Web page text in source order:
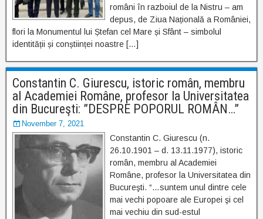
români în razboiul de la Nistru – am
depus, de Ziua Națională a României,
flori la Monumentul lui Ștefan cel Mare și Sfânt – simbolul
identității și conștiinței noastre […]
Constantin C. Giurescu, istoric român, membru
al Academiei Române, profesor la Universitatea
din Bucureşti: ”DESPRE POPORUL ROMÂN…”
November 7, 2021
Constantin C. Giurescu (n.
26.10.1901 – d. 13.11.1977), istoric
român, membru al Academiei
Române, profesor la Universitatea din
Bucureşti. “…suntem unul dintre cele
mai vechi popoare ale Europei şi cel
mai vechiu din sud-estul